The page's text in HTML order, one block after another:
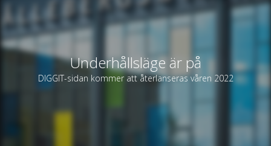
Underhållsläge är på
DIGGIT-sidan kommer att återlanseras våren 2022